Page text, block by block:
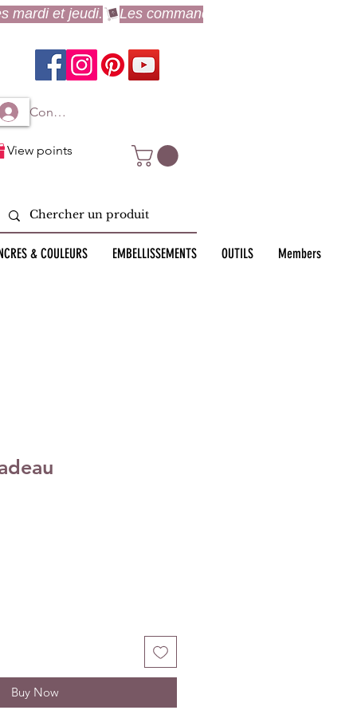
Connexion à mon compte
View points
& COULEURS EMBELLISSEMENTS OUTILS Members
Buy Now